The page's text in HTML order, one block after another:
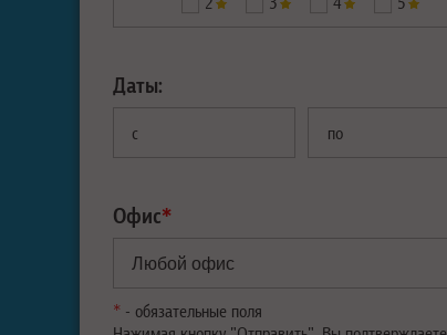
Даты:
с по
Офис*
* - обязательные поля